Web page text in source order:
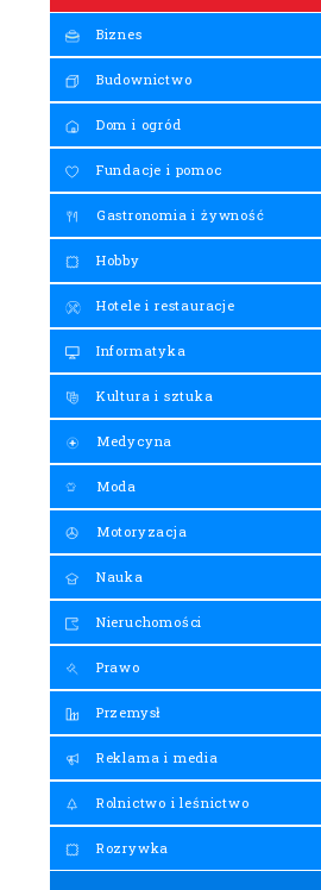
Biznes
Budownictwo
Dom i ogród
Fundacje i pomoc
Gastronomia i żywność
Hobby
Hotele i restauracje
Informatyka
Kultura i sztuka
Medycyna
Moda
Motoryzacja
Nauka
Nieruchomości
Prawo
Przemysł
Reklama i media
Rolnictwo i leśnictwo
Rozrywka